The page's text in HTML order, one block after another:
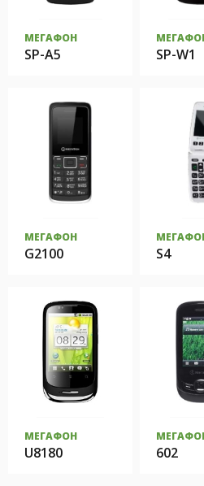
МЕГАФОН
SP-A5 SP-W1
МЕГАФОН
G2100 S4
МЕГАФОН
U8180 602